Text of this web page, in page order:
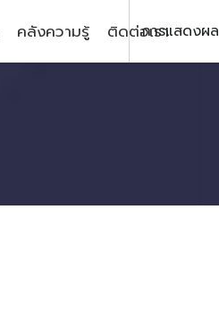
คลังความรู้ ติดต่อเราการแสดงผล